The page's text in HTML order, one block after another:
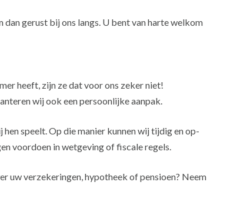
gerust bij ons langs. U bent van harte welkom
heeft, zijn ze dat voor ons zeker niet!
wij ook een persoonlijke aanpak.
speelt. Op die manier kunnen wij tijdig en op-
voordoen in wetgeving of fiscale regels.
uw verzekeringen, hypotheek of pensioen? Neem